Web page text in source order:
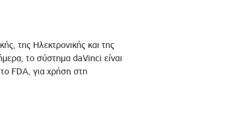
της Ηλεκτρονικής και της
το σύστημα daVinci είναι
το FDA, για χρήση στη